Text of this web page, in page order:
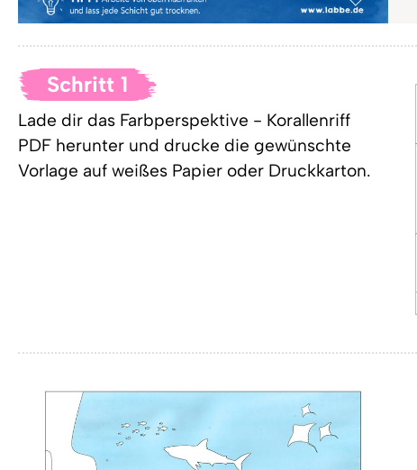
Schritt 1
Lade dir das Farbperspektive - Korallenriff
PDF herunter und drucke die gewünschte
Vorlage auf weißes Papier oder Druckkarton.